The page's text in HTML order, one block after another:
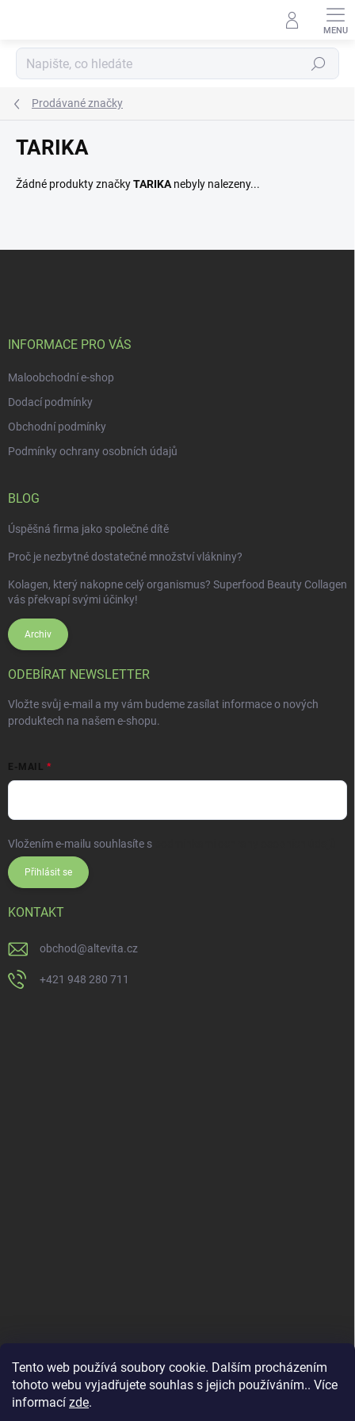
Tento web používá soubory cookie. Dalším procházením
tohoto webu vyjadřujete souhlas s jejich používáním.. Více
informací zde.
Hledat
Prodávané značky
TARIKA
Žádné produkty značkyTARIKA nebyly nalezeny...
INFORMACE PRO VÁS
Maloobchodní e-shop
Dodací podmínky
Obchodní podmínky
Podmínky ochrany osobních údajů
BLOG
Úspěšná firma jako společné dítě
Proč je nezbytné dostatečné množství vlákniny?
Kolagen, který nakopne celý organismus? Superfood Beauty Collagen
vás překvapí svými účinky!
Archiv
ODEBÍRAT NEWSLETTER
Vložte svůj e-mail a my vám budeme zasílat informace o nových
produktech na našem e-shopu.
E-MAIL
Vložením e-mailu souhlasíte s
Přihlásit se
KONTAKT
obchod@altevita.cz
+421 948 280 711